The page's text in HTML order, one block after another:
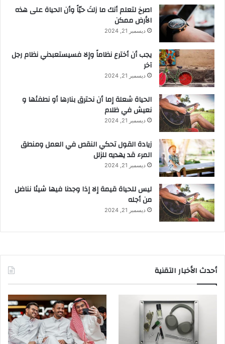
‫اصرخ لتعلم أنك ما زلتَ حيّاً وأن الحياة على هذه
الأرض ممكن
ديسمبر 21, 2024
يجب أن أخترع نظاماً وإلا فسيستعبدني نظام رجل
آخر
ديسمبر 21, 2024
الحياة شعلة إما أن نحترق بنارها أو نطفئها و
نعيش في ظلام
ديسمبر 21, 2024
زيادة القول تحكي النقص في العمل ومنطق
المرء قد يهديه للزلل
ديسمبر 21, 2024
ليس للحياة قيمة إلا إذا وجدنا فيها شيئا نناضل
من أجله
ديسمبر 21, 2024
أحدث الأخبار التقنية